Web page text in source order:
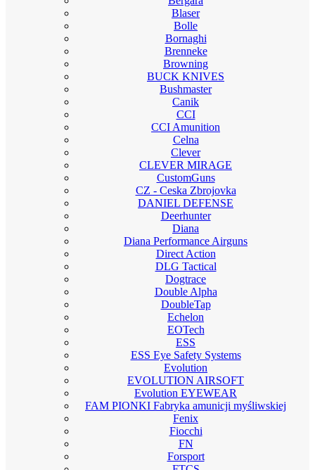
Blaser
Bolle
Bornaghi
Brenneke
Browning
BUCK KNIVES
Bushmaster
Canik
CCI
CCI Amunition
Celna
Clever
CLEVER MIRAGE
CustomGuns
CZ - Ceska Zbrojovka
DANIEL DEFENSE
Deerhunter
Diana
Diana Performance Airguns
Direct Action
DLG Tactical
Dogtrace
Double Alpha
DoubleTap
Echelon
EOTech
ESS
ESS Eye Safety Systems
Evolution
EVOLUTION AIRSOFT
Evolution EYEWEAR
FAM PIONKI Fabryka amunicji myśliwskiej
Fenix
Fiocchi
FN
Forsport